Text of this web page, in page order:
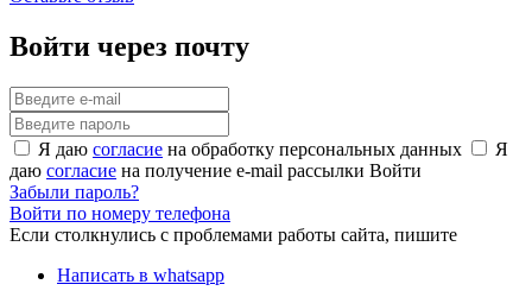
Войти через почту
Я даю согласие на обработку персональных данных
Я
даю согласие на получение e-mail рассылки Войти
Забыли пароль?
Войти по номеру телефона
Если столкнулись с проблемами работы сайта, пишите
Написать в whatsapp